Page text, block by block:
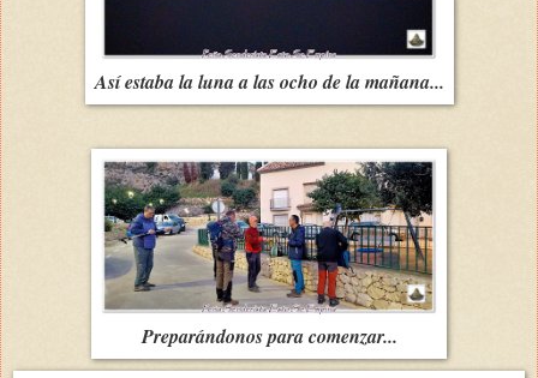
Así estaba la luna a las ocho de la mañana...
Preparándonos para comenzar...